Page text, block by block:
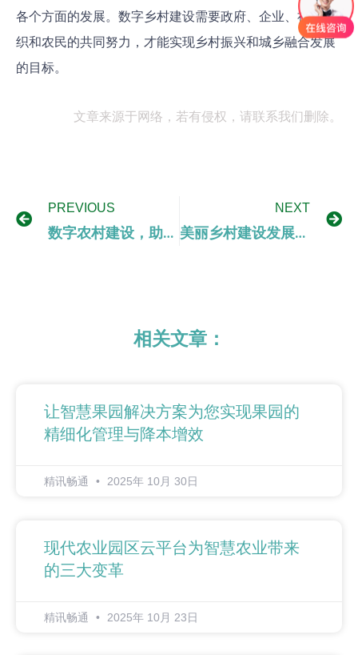
各个方面的发展。数字乡村建设需要政府、企业、社会组
织和农民的共同努力，才能实现乡村振兴和城乡融合发展
的目标。
文章来源于网络，若有侵权，请联系我们删除。
PREVIOUS
数字农村建设，助力乡村振兴
NEXT
美丽乡村建设发展规划
相关文章：
让智慧果园解决方案为您实现果园的
精细化管理与降本增效
精讯畅通 2025年 10月 30日
现代农业园区云平台为智慧农业带来
的三大变革
精讯畅通 2025年 10月 23日